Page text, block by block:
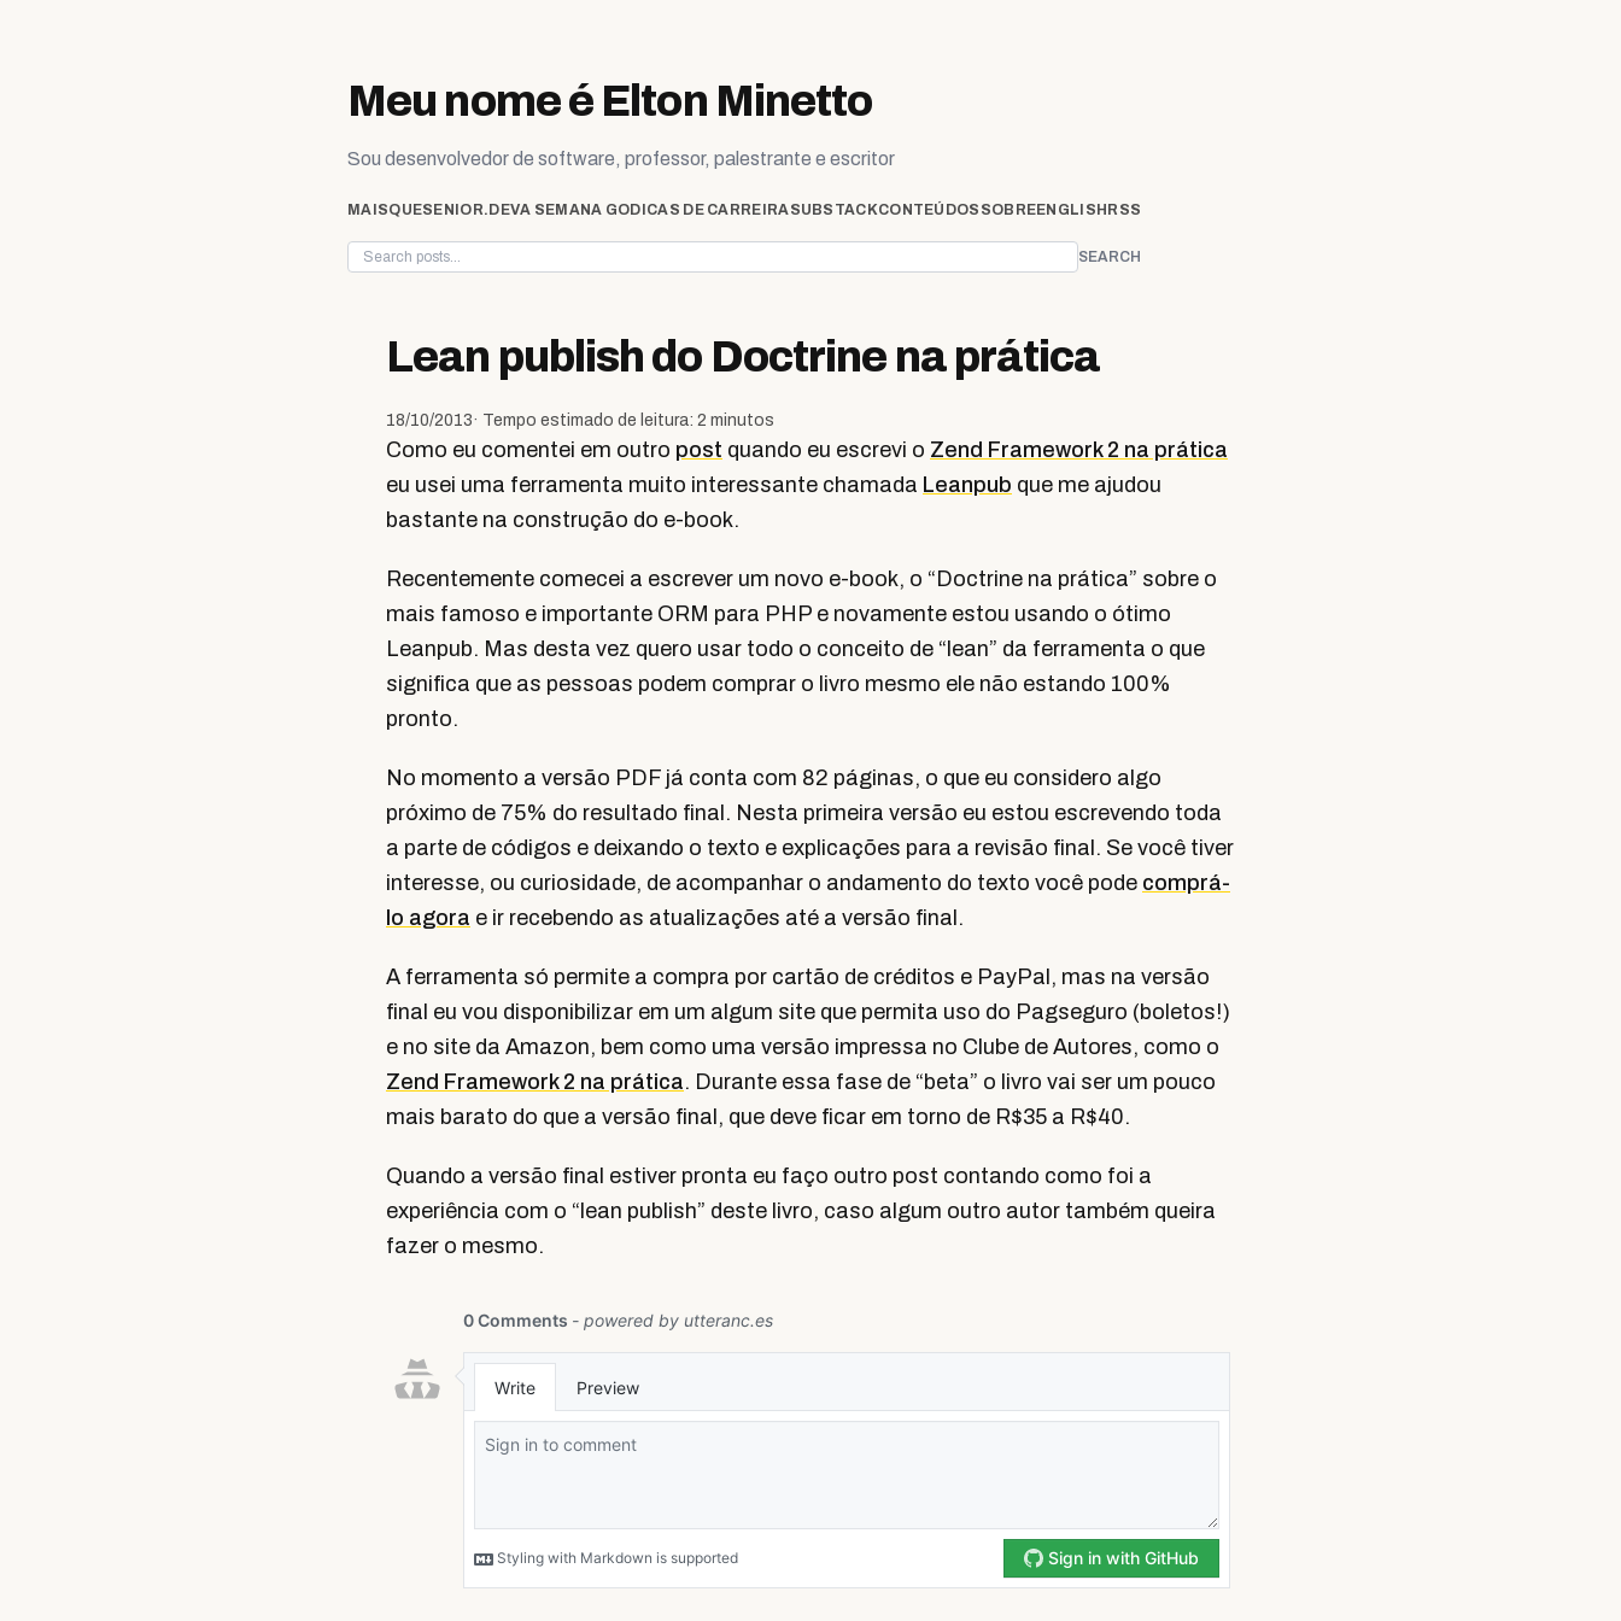
Meu nome é Elton Minetto
Sou desenvolvedor de software, professor, palestrante e escritor
MAISQUESENIOR.DEVA SEMANA GODICAS DE CARREIRASUBSTACKCONTEÚDOS SOBREENGLISH RSS
SEARCH
Lean publish do Doctrine na prática
18/10/2013· Tempo estimado de leitura: 2 minutos
Como eu comentei em outro post quando eu escrevi o Zend Framework 2 na prática
eu usei uma ferramenta muito interessante chamada Leanpub que me ajudou
bastante na construção do e-book.
Recentemente comecei a escrever um novo e-book, o “Doctrine na prática” sobre o
mais famoso e importante ORM para PHP e novamente estou usando o ótimo
Leanpub. Mas desta vez quero usar todo o conceito de “lean” da ferramenta o que
significa que as pessoas podem comprar o livro mesmo ele não estando 100%
pronto.
No momento a versão PDF já conta com 82 páginas, o que eu considero algo
próximo de 75% do resultado final. Nesta primeira versão eu estou escrevendo toda
a parte de códigos e deixando o texto e explicações para a revisão final. Se você tiver
interesse, ou curiosidade, de acompanhar o andamento do texto você pode comprá-
lo agora e ir recebendo as atualizações até a versão final.
A ferramenta só permite a compra por cartão de créditos e PayPal, mas na versão
final eu vou disponibilizar em um algum site que permita uso do Pagseguro (boletos!)
e no site da Amazon, bem como uma versão impressa no Clube de Autores, como o
Zend Framework 2 na prática. Durante essa fase de “beta” o livro vai ser um pouco
mais barato do que a versão final, que deve ficar em torno de R$35 a R$40.
Quando a versão final estiver pronta eu faço outro post contando como foi a
experiência com o “lean publish” deste livro, caso algum outro autor também queira
fazer o mesmo.